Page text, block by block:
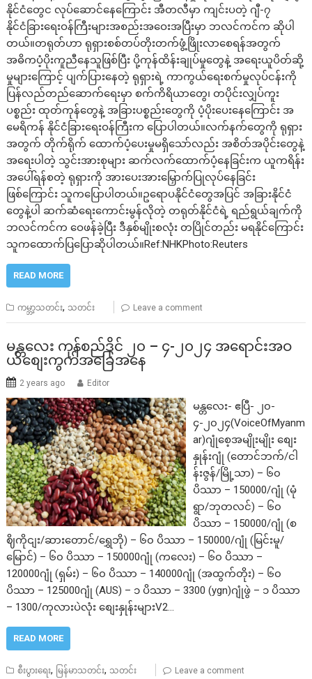
နိုင်ငံတွေင လုပ်ဆောင်နေကြောင်း အီတလီမှာ ကျင်းပတဲ့ ဂျီ-၇
နိုင်ငံခြားရေးဝန်ကြီးများအစည်းအဝေးအပြီးမှာ ဘလင်ကင်က ဆိုပါ
တယ်။တရုတ်ဟာ ရုရှားစစ်တပ်တိုးတက်ဖွံ့ဖြိုးလာစေရန်အတွက်
အဓိကပံ့ပိုးကူညီနေသူဖြစ်ပြီး ပို့ကုန်ထိန်းချုပ်မှုတွေနဲ့ အရေးယူပိတ်ဆို့
မှုများကြောင့် ပျက်ပြားနေတဲ့ ရုရှားရဲ့ ကာကွယ်ရေးစက်မှုလုပ်ငန်းကို
ပြန်လည်တည်ဆောက်ရေးမှာ စက်ကိရိယာတွေ၊ တပိုင်းလျှပ်ကူး
ပစ္စည်း ထုတ်ကုန်တွေနဲ့ အခြားပစ္စည်းတွေကို ပံ့ပိုးပေးနေကြောင်း အ
မေရိကန် နိုင်ငံခြားရေးဝန်ကြီးက ပြောပါတယ်။လက်နက်တွေကို ရုရှား
အတွက် တိုက်ရိုက် ထောက်ပံ့ပေးမှုမရှိသော်လည်း အစိတ်အပိုင်းတွေနဲ့
အရေးပါတဲ့ သွင်းအားစုများ ဆက်လက်ထောက်ပံ့နေခြင်းက ယူကရိန်း
အပေါ်ရန်စတဲ့ ရုရှားကို အားပေးအားမြှောက်ပြုလုပ်နေခြင်း
ဖြစ်ကြောင်း သူကပြောပါတယ်။ဥရောပနိုင်ငံတွေအပြင် အခြားနိုင်ငံ
တွေနဲ့ပါ ဆက်ဆံရေးကောင်းမွန်လိုတဲ့ တရုတ်နိုင်ငံရဲ့ ရည်ရွယ်ချက်ကို
ဘလင်ကင်က ဝေဖန်ခဲ့ပြီး ဒီနှစ်မျိုးစလုံး တပြိုင်တည်း မရနိုင်ကြောင်း
သူကထောက်ပြပြောဆိုပါတယ်။Ref:NHKPhoto:Reuters
READ MORE
ကမ္ဘာ့သတင်း, သတင်း Leave a comment
မန္တလေး ကုန်စည်ဒိုင် ၂၀ – ၄-၂၀၂၄ အရောင်းအဝ
ယ်စျေးကွက်အခြေအနေ
2 years ago Editor
မန္တလေး- ဧပြီ- ၂၀-
၄-၂၀၂၄(VoiceOfMyanm
ar)ဂျုံစေ့အမျိုးမျိုး စျေး
နှုန်းဂျုံ (တောင်ဘက်/ငါ
န်းဇွန်/မြို့သာ) – ၆၀
ပိဿာ – 150000/ဂျုံ (မုံ
ရွာ/ဘုတလင်) – ၆၀
ပိဿာ – 150000/ဂျုံ (စ
ဈိကိုငျး/ဆားတောင်/ရွှေဘို) – ၆၀ ပိဿာ – 150000/ဂျုံ (မြင်းမူ/
မြောင်) – ၆၀ ပိဿာ – 150000ဂျုံ (ကလေး) – ၆၀ ပိဿာ –
120000ဂျုံ (ရှမ်း) – ၆၀ ပိဿာ – 140000ဂျုံ (အထွက်တိုး) – ၆၀
ပိဿာ – 125000ဂျုံ (AUS) – ၁ ပိဿာ – 3300 (ygn)ဂျုံဖွဲ – ၁ ပိဿာ
– 1300/ကုလားပဲလုံး စျေးနှုန်းများV2…
READ MORE
စီးပွားရေး, မြန်မာသတင်း, သတင်း Leave a comment